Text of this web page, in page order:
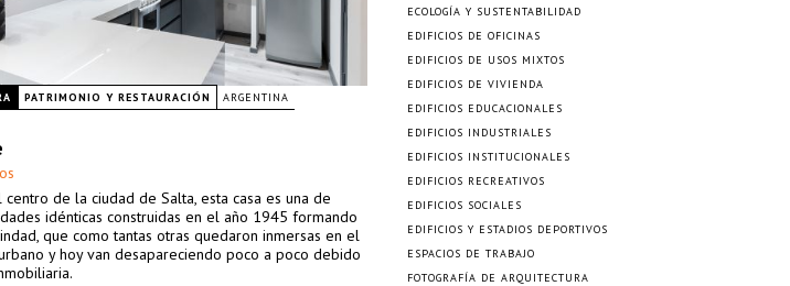
PATRIMONIO Y RESTAURACIÓN ARGENTINA
centro de la ciudad de Salta, esta casa es una de
idénticas construidas en el año 1945 formando
que como tantas otras quedaron inmersas en el
y hoy van desapareciendo poco a poco debido
ECOLOGÍA Y SUSTENTABILIDAD
EDIFICIOS DE OFICINAS
EDIFICIOS DE USOS MIXTOS
EDIFICIOS DE VIVIENDA
EDIFICIOS EDUCACIONALES
EDIFICIOS INDUSTRIALES
EDIFICIOS INSTITUCIONALES
EDIFICIOS RECREATIVOS
EDIFICIOS SOCIALES
EDIFICIOS Y ESTADIOS DEPORTIVOS
ESPACIOS DE TRABAJO
FOTOGRAFÍA DE ARQUITECTURA